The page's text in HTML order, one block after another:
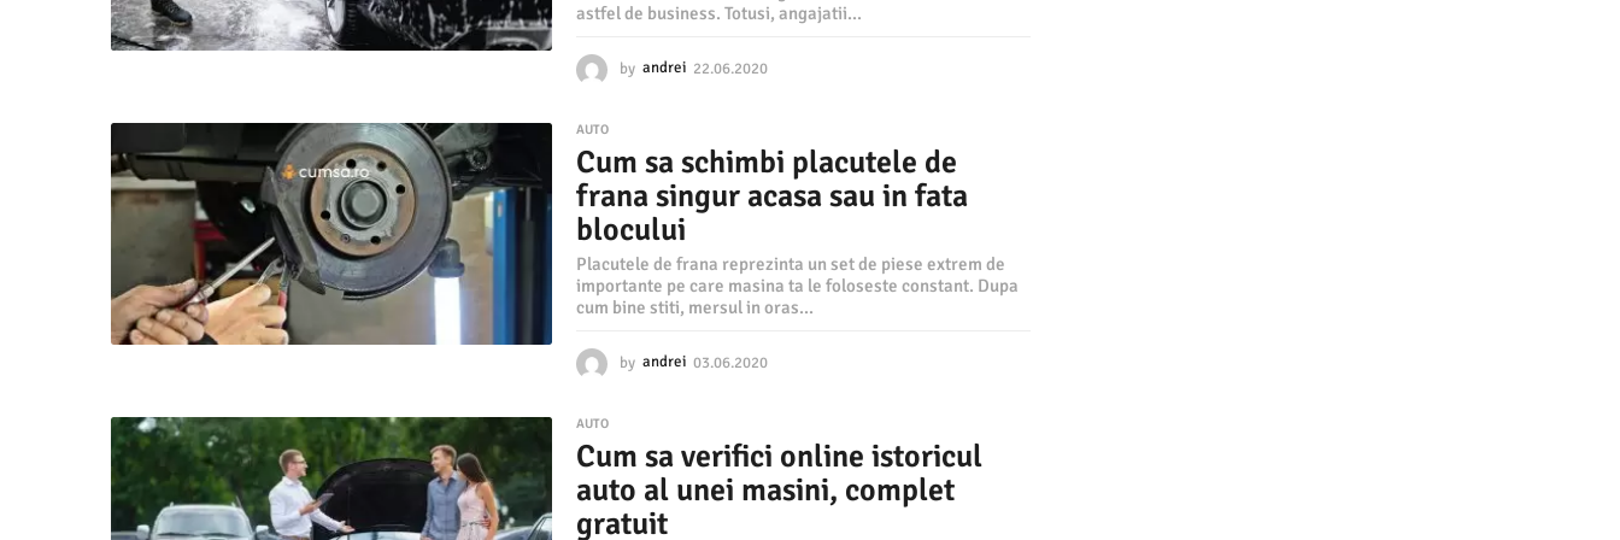
astfel de business. Totusi, angajatii...
by andrei 22.06.2020
8
2
0
AUTO
Cum sa schimbi placutele de
frana singur acasa sau in fata
blocului
Placutele de frana reprezinta un set de piese extrem de
importante pe care masina ta le foloseste constant. Dupa
cum bine stiti, mersul in oras...
by andrei 03.06.2020
6
2
AUTO
Cum sa verifici online istoricul
auto al unei masini, complet
gratuit